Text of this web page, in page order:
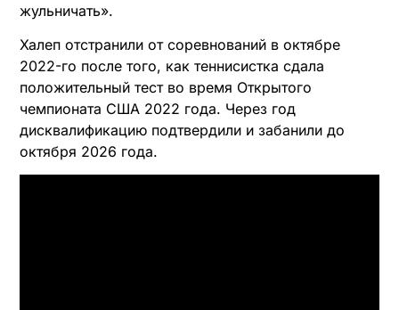
жульничать».
Халеп отстранили от соревнований в октябре
2022-го после того, как теннисистка сдала
положительный тест во время Открытого
чемпионата США 2022 года. Через год
дисквалификацию подтвердили и забанили до
октября 2026 года.